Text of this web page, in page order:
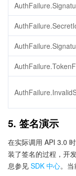
5. 签名演示
在实际调用 API 3.0
装了签名的过程，开
息参见 SDK 中心。当